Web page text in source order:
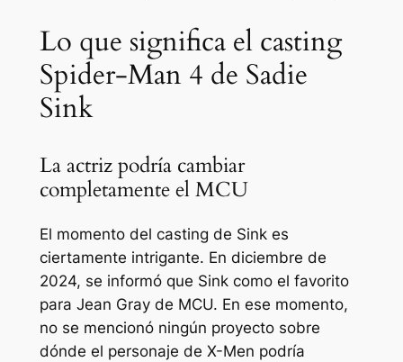
Lo que significa el casting
Spider-Man 4 de Sadie
Sink
La actriz podría cambiar
completamente el MCU
El momento del casting de Sink es
ciertamente intrigante. En diciembre de
2024, se informó que Sink como el favorito
para Jean Gray de MCU. En ese momento,
no se mencionó ningún proyecto sobre
dónde el personaje de X-Men podría